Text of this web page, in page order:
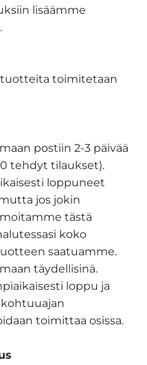
lisäämme
tuotteita toimitetaan
postiin 2-3 päivää
tehdyt tilaukset).
loppuneet
jos jokin
tästä
koko
saatuamme.
täydellisinä.
loppu ja
toimittaa osissa.